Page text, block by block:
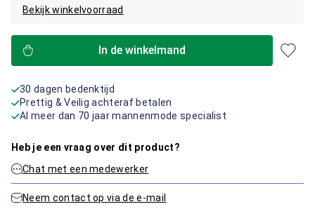
Bekijk winkelvoorraad
In de winkelmand
30 dagen bedenktijd
Prettig & Veilig achteraf betalen
Al meer dan 70 jaar mannenmode specialist
Heb je een vraag over dit product?
Chat met een medewerker
Neem contact op via de e-mail